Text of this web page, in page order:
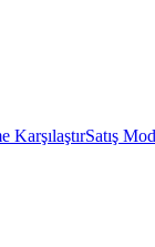
KarşılaştırSatış